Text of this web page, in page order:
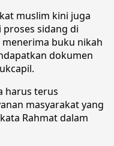
muslim kini juga
sidang di
menerima buku nikah
dokumen
harus terus
masyarakat yang
Rahmat dalam